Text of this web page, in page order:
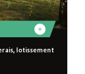
lotissement